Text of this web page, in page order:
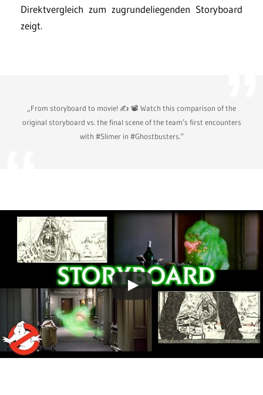
Direktvergleich zum zugrundeliegenden Storyboard
zeigt.
„From storyboard to movie! ✍️ 📽 Watch this comparison of the
original storyboard vs. the final scene of the team’s first encounters
with #Slimer in #Ghostbusters.“